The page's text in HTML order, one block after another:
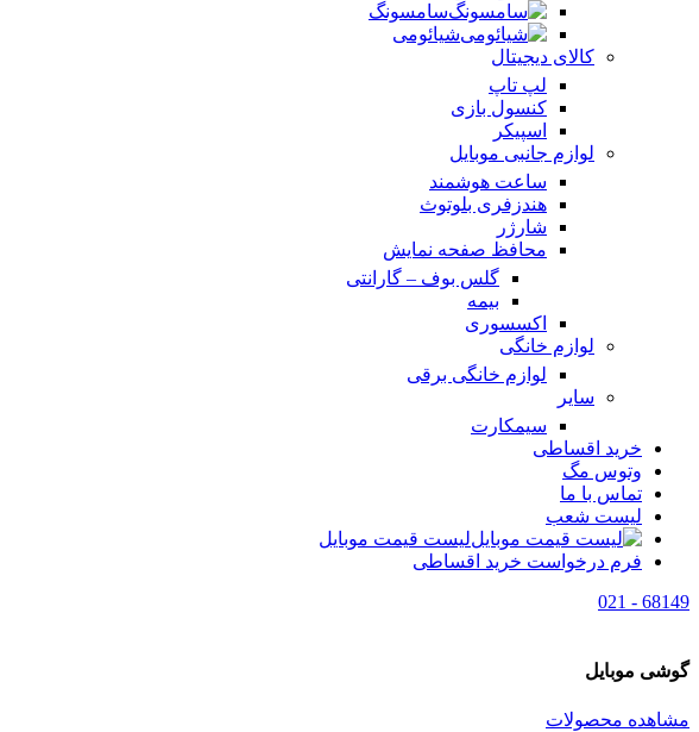
سامسونگ
شیائومی
کالای دیجیتال
لپ تاپ
کنسول بازی
اسپیکر
لوازم جانبی موبایل
ساعت هوشمند
هندزفری بلوتوث
شارژر
محافظ صفحه نمایش
گلس بوف – گارانتی
بیمه
اکسسوری
لوازم خانگی
لوازم خانگی برقی
سایر
سیمکارت
خرید اقساطی
وتوس مگ
تماس با ما
لیست شعب
لیست قیمت موبایل
فرم درخواست خرید اقساطی
68149 - 021
گوشی موبایل
مشاهده محصولات